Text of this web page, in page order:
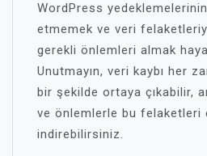
WordPress
etmemek ve veri
gerekli önlemleri almak
Unutmayın, veri kaybı her
bir şekilde ortaya çıkabilir,
ve önlemlerle bu felaketleri
indirebilirsiniz.